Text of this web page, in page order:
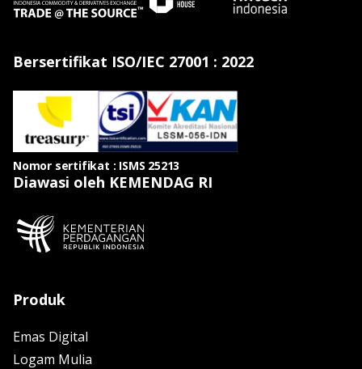
Bersertifikat ISO/IEC 27001 : 2022
Nomor sertifikat : ISMS 25213
Diawasi oleh KEMENDAG RI
Produk
Emas Digital
Logam Mulia